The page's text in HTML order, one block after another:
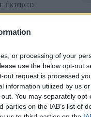
or processing of your
use the below opt-out
out request is processed
information utilized by us
You may separately
on the IAB’s list of
έκτακτο
των
και ανησυχία
εκ των
μονάδας